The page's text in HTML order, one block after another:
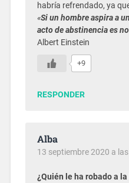
habría refrendado, ya
«Si un hombre aspira a
acto de abstinencia es
Albert Einstein
+9
RESPONDER
Alba
13 septiembre 2020 a
¿Quién le ha robado a